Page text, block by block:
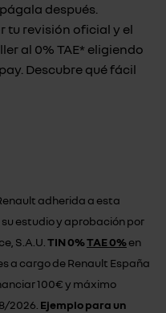
después.
tu revisión oficial y el
al 0% TAE* eligiendo
Descubre qué fácil
adherida a esta
estudio y aprobación por
S.A.U. TIN 0%TAE 0%en
a cargo de Renault España
100€ y máximo
2026. Ejemplo para un